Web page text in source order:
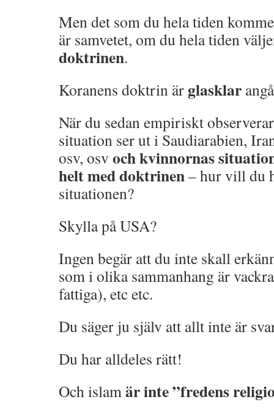
Men det som du hela tiden
är samvetet, om du hela tiden
doktrinen.
Koranens doktrin är glasklar
När du sedan empiriskt
situation ser ut i Saudiarabien,
osv, osv och kvinnornas
helt med doktrinen– hur vill du
situationen?
Skylla på USA?
Ingen begär att du inte skall
som i olika sammanhang är
fattiga), etc etc.
Du säger ju själv att allt inte är
Du har alldeles rätt!
Och islamär inte ”fredens